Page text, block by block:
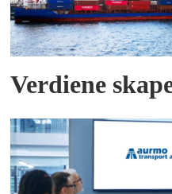
Verdiene